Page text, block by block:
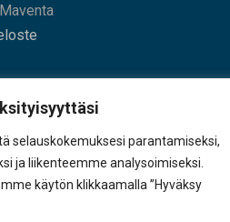
selauskokemuksesi parantamiseksi,
ja liikenteemme analysoimiseksi.
käytön klikkaamalla ”Hyväksy